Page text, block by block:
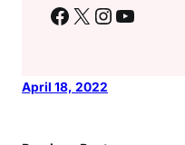
Facebook X Instagram YouTube
April 18, 2022